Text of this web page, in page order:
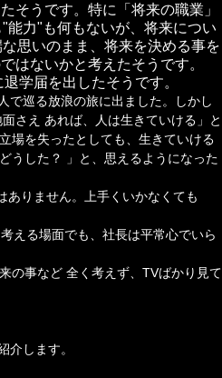
そうです。特に「将来の職業」
能力"も何もないが、将来につい
思いのまま、将来を決める事を
はないかと考えたそうです。
学届を出したそうです。
で巡る放浪の旅に出ました。しかし
さえ あれば、人は生きていける」と
場を失ったとしても、生きていける
うした？ 」と、思えるようになった
ありません。上手くいかなくても
える場面でも、社長は平常心でいら
の事など 全く考えず、TVばかり見て
介します。